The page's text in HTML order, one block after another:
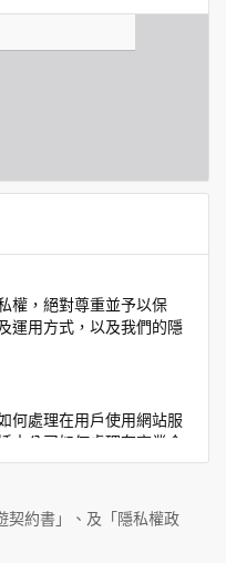
權，絕對尊重並予以保
運用方式，以及我們的隱
何處理在用戶使用網站服
本公司如何處理在商業合
別資料。隱私權保護政策
的廣告廠商連結，這些置
料。對於您主動提供的個
其個別的隱私權保護政
契約書」、及「隱私權政